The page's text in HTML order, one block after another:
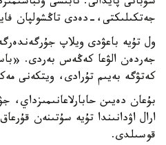
جەتكىلىكتى،-دەدى تاڭشولپان
ول تۇيە باعۋدى ويلاپ
جەردەن الۋعا كەڭەس بەردى.
كەتۋگە بەيىم تۇرادى، ويتكەنى
بۇعان دەيىن حابارلاعانىمىزداي،
ارال اۋدانىندا تۇيە سۇتىنەن
قوسىلدى.